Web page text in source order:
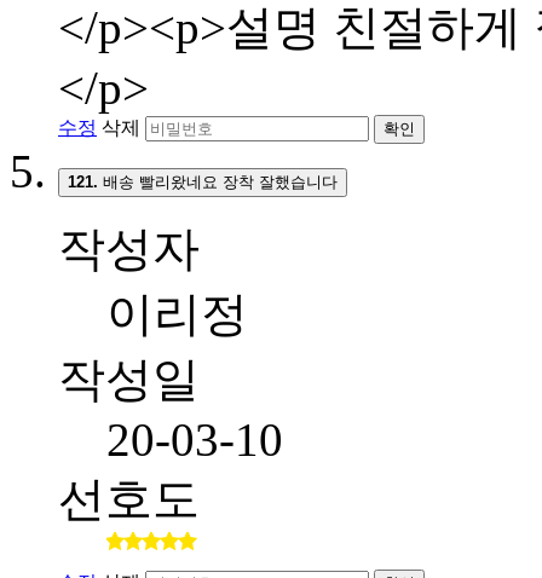
</p><p>설명 친절하
</p>
수정 삭제 확인
121. 배송 빨리왔네요 장착 잘했습니다
작성자
이리정
작성일
20-03-10
선호도